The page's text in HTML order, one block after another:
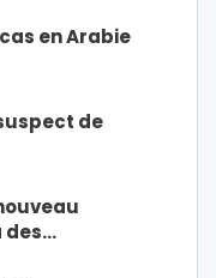
en Arabie
de
des…